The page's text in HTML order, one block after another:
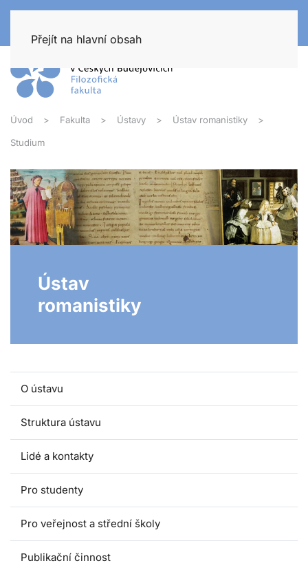
Přejít na hlavní obsah
Úvod Fakulta Ústavy Ústav romanistiky
Studium
Ústav
romanistiky
O ústavu
Struktura ústavu
Lidé a kontakty
Pro studenty
Pro veřejnost a střední školy
Publikační činnost